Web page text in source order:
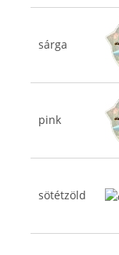
sárga
pink
sötétzöld